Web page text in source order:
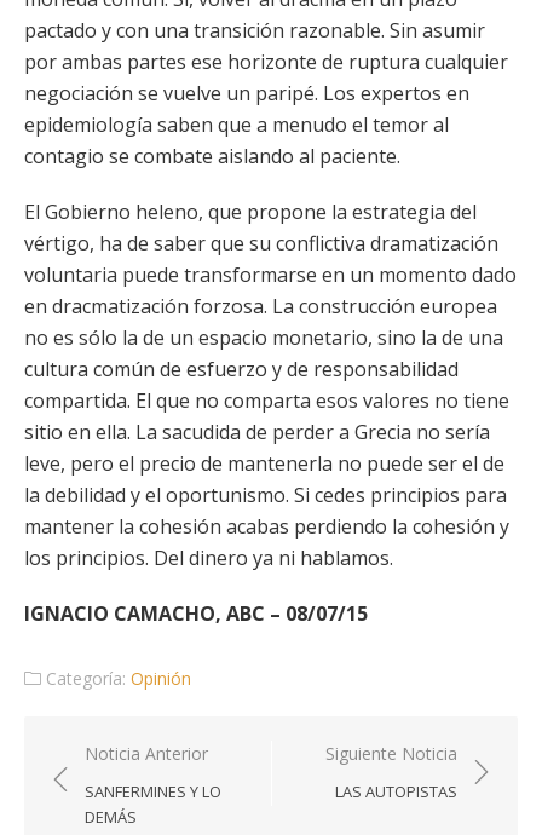
pactado y con una transición razonable. Sin asumir
por ambas partes ese horizonte de ruptura cualquier
negociación se vuelve un paripé. Los expertos en
epidemiología saben que a menudo el temor al
contagio se combate aislando al paciente.
El Gobierno heleno, que propone la estrategia del
vértigo, ha de saber que su conflictiva dramatización
voluntaria puede transformarse en un momento dado
en dracmatización forzosa. La construcción europea
no es sólo la de un espacio monetario, sino la de una
cultura común de esfuerzo y de responsabilidad
compartida. El que no comparta esos valores no tiene
sitio en ella. La sacudida de perder a Grecia no sería
leve, pero el precio de mantenerla no puede ser el de
la debilidad y el oportunismo. Si cedes principios para
mantener la cohesión acabas perdiendo la cohesión y
los principios. Del dinero ya ni hablamos.
IGNACIO CAMACHO, ABC – 08/07/15
Categoría: Opinión
Navegación
de
entradas
Noticia Anterior
SANFERMINES Y LO
DEMÁS
Siguiente Noticia
LAS AUTOPISTAS